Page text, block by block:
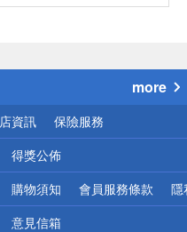
more
資訊 保險服務
得獎公佈
購物須知 會員服務條款 隱
意見信箱